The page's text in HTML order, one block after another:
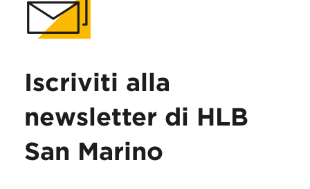
Iscriviti alla
newsletter di HLB
San Marino